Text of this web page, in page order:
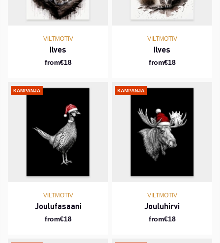
VILTMOTIV
Ilves
from€18
VILTMOTIV
Ilves
from€18
KAMPANJA
VILTMOTIV
Joulufasaani
from€18
KAMPANJA
VILTMOTIV
Jouluhirvi
from€18